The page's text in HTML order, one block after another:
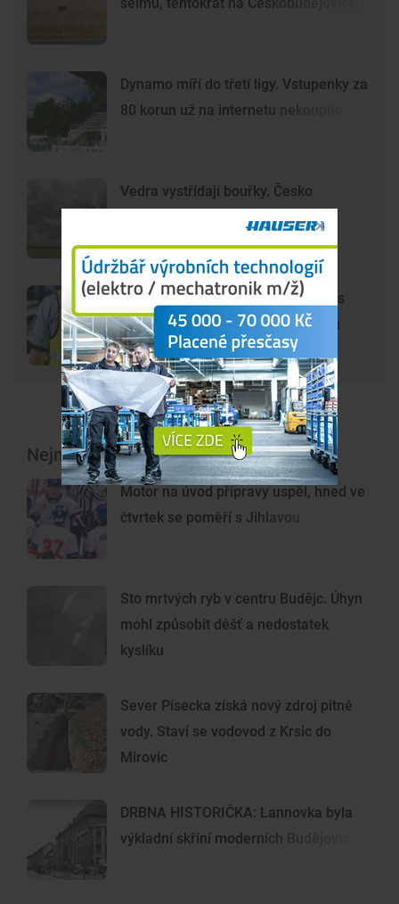
šelmu, tentokrát na Českobudějovicku
Dynamo míří do třetí ligy. Vstupenky za
80 korun už na internetu nekoupíte
Vedra vystřídají bouřky. Česko
zasáhnou nárazy větru, kroupy i
přívalové srážky
Motorkář zemřel po čelním střetu s
autobusem, obě vozidla po nárazu
začala hořet
Nejnovější články
Motor na úvod přípravy uspěl, hned ve
čtvrtek se poměří s Jihlavou
Sto mrtvých ryb v centru Budějc. Úhyn
mohl způsobit déšť a nedostatek
kyslíku
Sever Písecka získá nový zdroj pitné
vody. Staví se vodovod z Krsic do
Mirovic
DRBNA HISTORIČKA: Lannovka byla
výkladní skříní moderních Budějovic